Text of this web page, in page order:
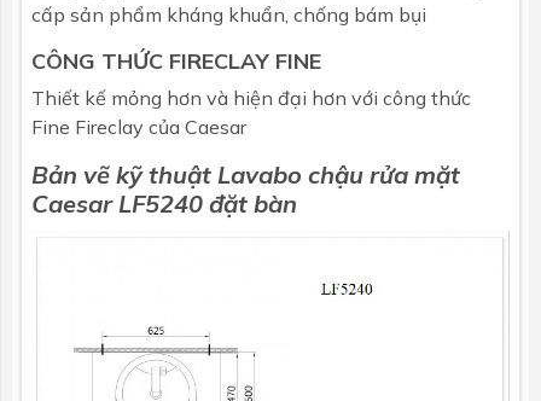
cấp sản phẩm kháng khuẩn, chống bám bụi
CÔNG THỨC FIRECLAY FINE
Thiết kế mỏng hơn và hiện đại hơn với công thức
Fine Fireclay của Caesar
Bản vẽ kỹ thuật Lavabo chậu rửa mặt
CaesarLF5240 đặt bàn